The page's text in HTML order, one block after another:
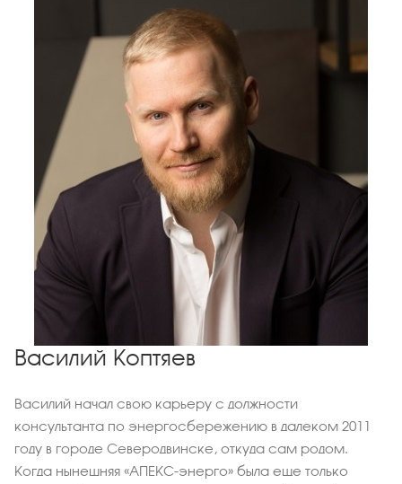
Василий Коптяев
Василий начал свою карьеру с должности
консультанта по энергосбережению в далеком 2011
году в городе Северодвинске, откуда сам родом.
Когда нынешняя «АПЕКС-энерго» была еще только